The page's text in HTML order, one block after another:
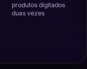
produtos digitados
duas vezes